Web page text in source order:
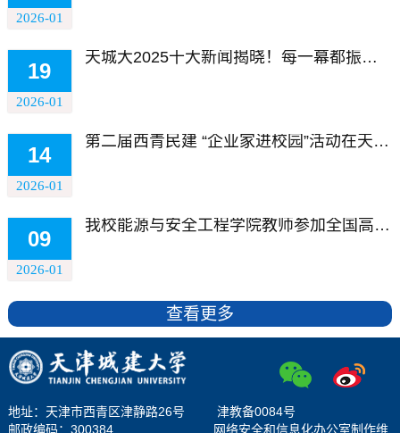
2026-01
19
2026-01
天城大2025十大新闻揭晓！每一幕都振奋人心！
14
2026-01
第二届西青民建 “企业家进校园”活动在天城大成功举办
09
2026-01
我校能源与安全工程学院教师参加全国高水平学术会议
查看更多
地址：天津市西青区津静路26号 津教备0084号
邮政编码：300384 网络安全和信息化办公室制作维